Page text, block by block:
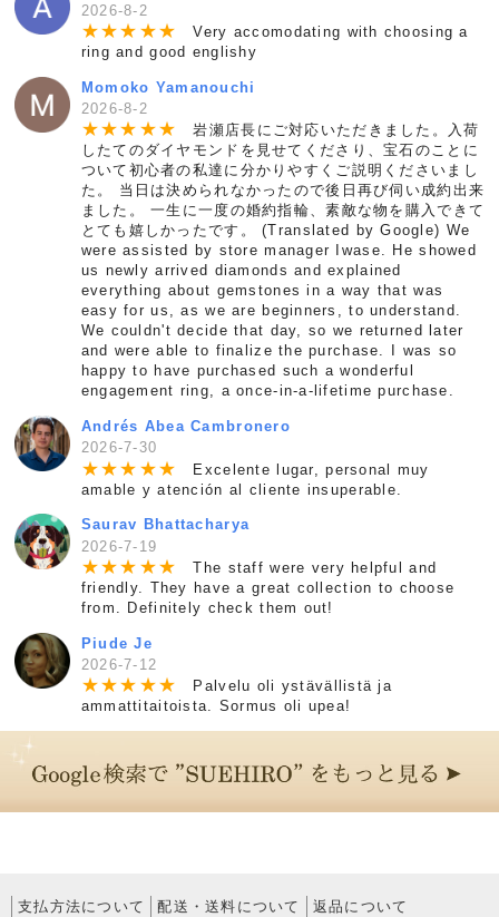
2026-8-2
★★★ ★★
Very accomodating with choosing a
ring and good englishy
Momoko Yamanouchi
2026-8-2
★★★ ★★
岩瀬店長にご対応いただきました。入荷
したてのダイヤモンドを見せてくださり、宝石のことに
ついて初心者の私達に分かりやすくご説明くださいまし
た。 当日は決められなかったので後日再び伺い成約出来
ました。 一生に一度の婚約指輪、素敵な物を購入できて
とても嬉しかったです。 (Translated by Google) We
were assisted by store manager Iwase. He showed
us newly arrived diamonds and explained
everything about gemstones in a way that was
easy for us, as we are beginners, to understand.
We couldn't decide that day, so we returned later
and were able to finalize the purchase. I was so
happy to have purchased such a wonderful
engagement ring, a once-in-a-lifetime purchase.
Andrés Abea Cambronero
2026-7-30
★★★ ★★
Excelente lugar, personal muy
amable y atención al cliente insuperable.
Saurav Bhattacharya
2026-7-19
★★★ ★★
The staff were very helpful and
friendly. They have a great collection to choose
from. Definitely check them out!
Piude Je
2026-7-12
★★★ ★★
Palvelu oli ystävällistä ja
ammattitaitoista. Sormus oli upea!
支払方法について 配送・送料について 返品について